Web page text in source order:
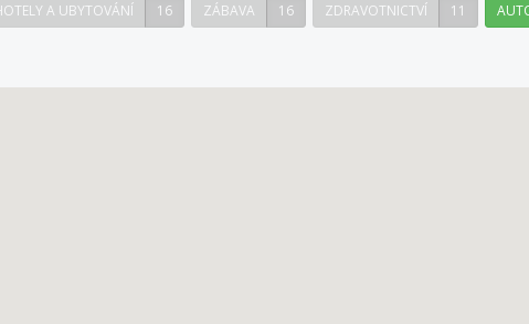
A UBYTOVÁNÍ 16 ZÁBAVA 16 ZDRAVOTNICTVÍ 11